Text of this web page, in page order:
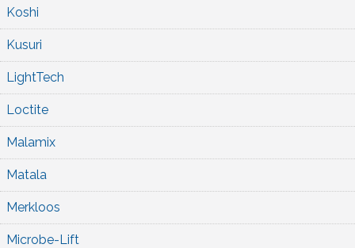
Koshi
Kusuri
LightTech
Loctite
Malamix
Matala
Merkloos
Microbe-Lift